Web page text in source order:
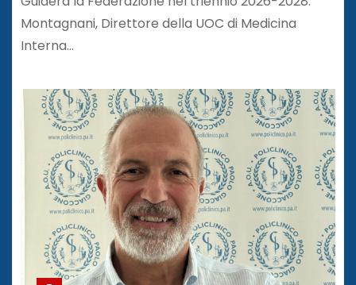
Montagnani, Direttore della UOC di Medicina
Interna…